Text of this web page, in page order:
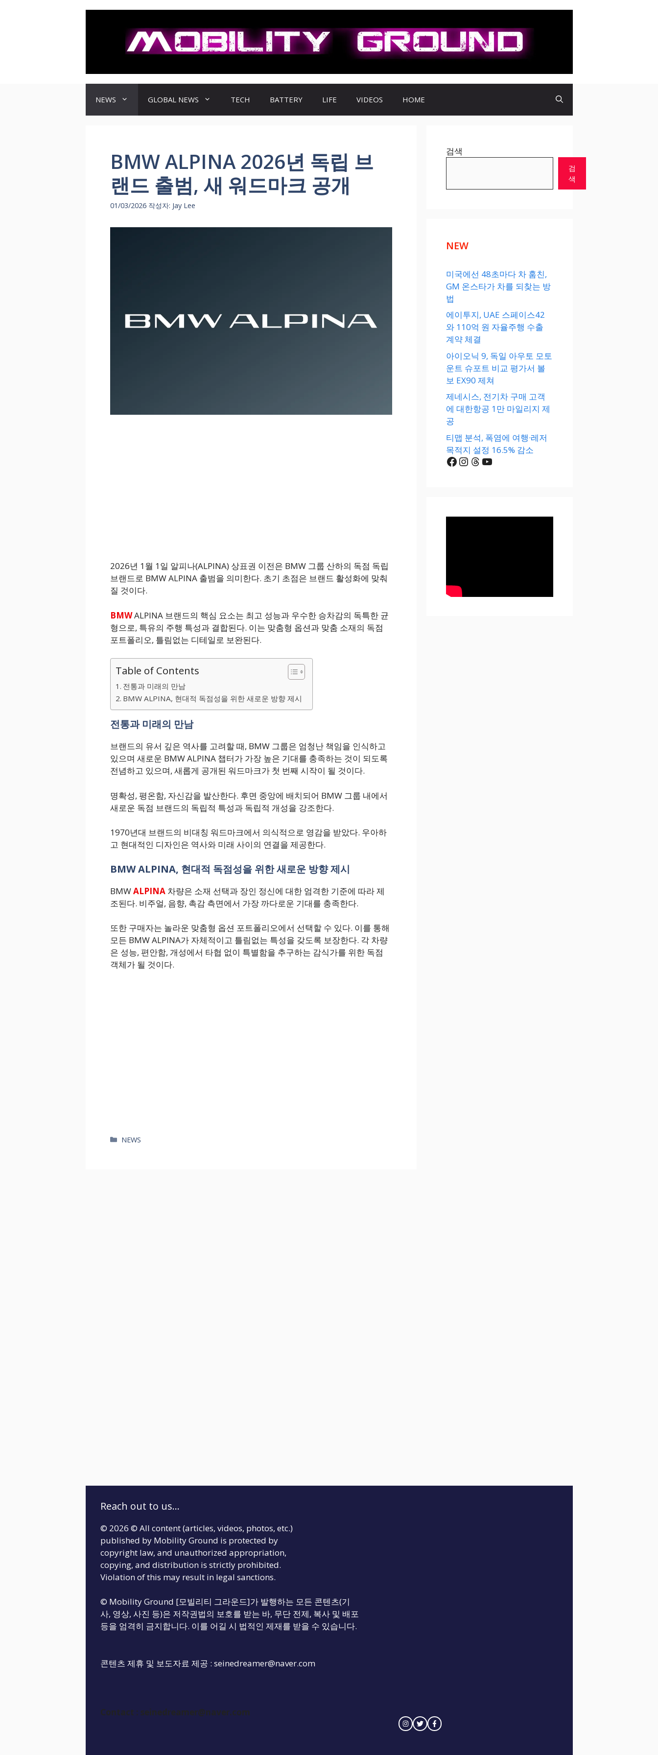
NEWS GLOBAL NEWS TECH BATTERY LIFE VIDEOS HOME
BMW ALPINA 2026년 독립 브
랜드 출범, 새 워드마크 공개
01/03/2026 작성자: Jay Lee
2026년 1월 1일 알피나(ALPINA) 상표권 이전은 BMW 그룹 산하의 독점 독립
브랜드로 BMW ALPINA 출범을 의미한다. 초기 초점은 브랜드 활성화에 맞춰
질 것이다.
BMWALPINA 브랜드의 핵심 요소는 최고 성능과 우수한 승차감의 독특한 균
형으로, 특유의 주행 특성과 결합된다. 이는 맞춤형 옵션과 맞춤 소재의 독점
포트폴리오, 틀림없는 디테일로 보완된다.
Table of Contents
전통과 미래의 만남
BMW ALPINA, 현대적 독점성을 위한 새로운 방향 제시
전통과 미래의 만남
브랜드의 유서 깊은 역사를 고려할 때, BMW 그룹은 엄청난 책임을 인식하고
있으며 새로운 BMW ALPINA 챕터가 가장 높은 기대를 충족하는 것이 되도록
전념하고 있으며, 새롭게 공개된 워드마크가 첫 번째 시작이 될 것이다.
명확성, 평온함, 자신감을 발산한다. 후면 중앙에 배치되어 BMW 그룹 내에서
새로운 독점 브랜드의 독립적 특성과 독립적 개성을 강조한다.
1970년대 브랜드의 비대칭 워드마크에서 의식적으로 영감을 받았다. 우아하
고 현대적인 디자인은 역사와 미래 사이의 연결을 제공한다.
BMW ALPINA, 현대적 독점성을 위한 새로운 방향 제시
BMWALPINA차량은 소재 선택과 장인 정신에 대한 엄격한 기준에 따라 제
조된다. 비주얼, 음향, 촉감 측면에서 가장 까다로운 기대를 충족한다.
또한 구매자는 놀라운 맞춤형 옵션 포트폴리오에서 선택할 수 있다. 이를 통해
모든 BMW ALPINA가 자체적이고 틀림없는 특성을 갖도록 보장한다. 각 차량
은 성능, 편안함, 개성에서 타협 없이 특별함을 추구하는 감식가를 위한 독점
객체가 될 것이다.
카
NEWS
검색
검
색
NEW
미국에선 48초마다 차 훔친,
GM 온스타가 차를 되찾는 방
법
에이투지, UAE 스페이스42
와 110억 원 자율주행 수출
계약 체결
아이오닉 9, 독일 아우토 모토
운트 슈포트 비교 평가서 볼
보 EX90 제쳐
제네시스, 전기차 구매 고객
에 대한항공 1만 마일리지 제
공
티맵 분석, 폭염에 여행·레저
목적지 설정 16.5% 감소
Facebook
Instagram
Threads
YouTube
Reach out to us...
© 2026 © All content (articles, videos, photos, etc.)
published by Mobility Ground is protected by
copyright law, and unauthorized appropriation,
copying, and distribution is strictly prohibited.
Violation of this may result in legal sanctions.
© Mobility Ground [모빌리티 그라운드]가 발행하는 모든 콘텐츠(기
사, 영상, 사진 등)은 저작권법의 보호를 받는 바, 무단 전제, 복사 및 배포
등을 엄격히 금지합니다. 이를 어길 시 법적인 제재를 받을 수 있습니다.
콘텐츠 제휴 및 보도자료 제공 : seinedreamer@naver.com
Contact : seinedreamer@naver.com